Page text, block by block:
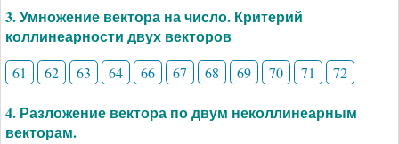
3. Умножение вектора на число. Критерий
коллинеарности двух векторов
61 62 63 64 66 67 68 69 70 71 72
4. Разложение вектора по двум неколлинеарным
векторам.